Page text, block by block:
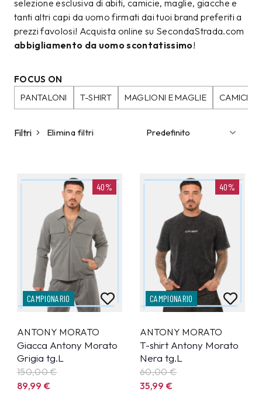
selezione esclusiva di abiti, camicie, maglie, giacche e
tanti altri capi da uomo firmati dai tuoi brand preferiti a
prezzi favolosi! Acquista online su SecondaStrada.com
abbigliamento da uomo scontatissimo!
FOCUS ON
PANTALONI
T-SHIRT MAGLIONI E MAGLIE CAMICIE
Filtri Elimina filtri
40%
CAMPIONARIO
ANTONY MORATO
Giacca Antony Morato
Grigia tg.L
150,00 €
89,99€
40%
CAMPIONARIO
ANTONY MORATO
T-shirt Antony Morato
Nera tg.L
60,00 €
35,99€